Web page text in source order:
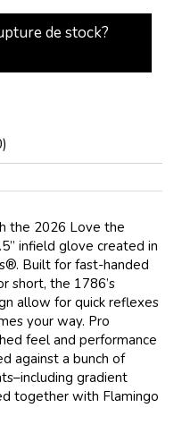
de stock?
the 2026 Love the
infield glove created in
Built for fast-handed
short, the 1786’s
allow for quick reflexes
your way. Pro
feel and performance
against a bunch of
gradient
together with Flamingo